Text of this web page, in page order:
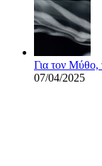
Για τον Μύθο,
07/04/2025